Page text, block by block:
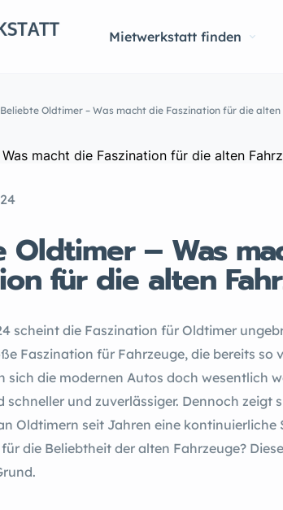
Mietwerkstatt finden
Beliebte Oldtimer – Was macht die Faszination für die alten
Oldtimer – Was
für die alten
scheint die Faszination für Oldtimer
Faszination für Fahrzeuge, die bereits so
sich die modernen Autos doch wesentlich
schneller und zuverlässiger. Dennoch zeigt
Oldtimern seit Jahren eine kontinuierliche
die Beliebtheit der alten Fahrzeuge?